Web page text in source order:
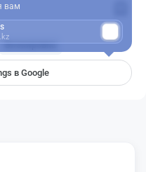
Блокировка
в Google
вам